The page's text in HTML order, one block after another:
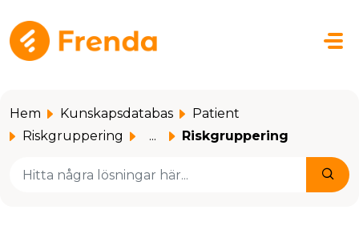
Hoppa över till huvudinnehåll
Hem Kunskapsdatabas
Patient
Riskgruppering
... Riskgruppering